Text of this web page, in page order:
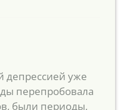
депрессией уже
перепробовала
были периоды,